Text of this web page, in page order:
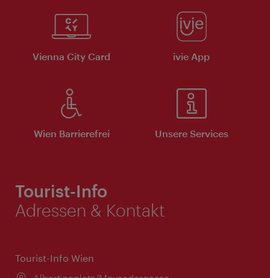
Vienna City Card ivie App
Wien Barrierefrei Unsere Services
Tourist-Info
Adressen & Kontakt
Tourist-Info Wien